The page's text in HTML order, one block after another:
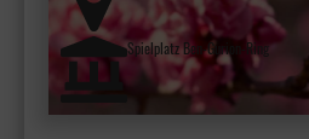
Spielplatz Ben-Gurion-Ring